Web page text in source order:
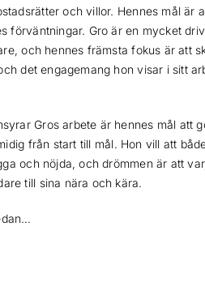
och villor. Hennes mål är
förväntningar. Gro är en mycket
och hennes främsta fokus är att
det engagemang hon visar i sitt
Gros arbete är hennes mål att
från start till mål. Hon vill att
och nöjda, och drömmen är att
till sina nära och kära.